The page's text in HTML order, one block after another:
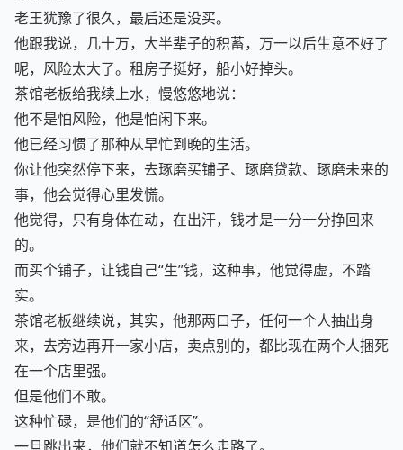
结果呢？
老王犹豫了很久，最后还是没买。
他跟我说，几十万，大半辈子的积蓄，万一以后生意不好了
呢，风险太大了。租房子挺好，船小好掉头。
茶馆老板给我续上水，慢悠悠地说：
他不是怕风险，他是怕闲下来。
他已经习惯了那种从早忙到晚的生活。
你让他突然停下来，去琢磨买铺子、琢磨贷款、琢磨未来的
事，他会觉得心里发慌。
他觉得，只有身体在动，在出汗，钱才是一分一分挣回来
的。
而买个铺子，让钱自己“生”钱，这种事，他觉得虚，不踏
实。
茶馆老板继续说，其实，他那两口子，任何一个人抽出身
来，去旁边再开一家小店，卖点别的，都比现在两个人捆死
在一个店里强。
但是他们不敢。
这种忙碌，是他们的“舒适区”。